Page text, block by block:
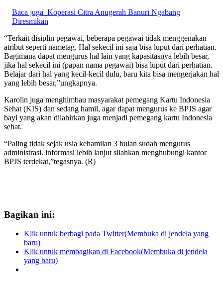
Baca juga Koperasi Citra Anugerah Banuri Ngabang
Diresmikan
“Terkait disiplin pegawai, beberapa pegawai tidak menggenakan
atribut seperti nametag. Hal sekecil ini saja bisa luput dari perhatian.
Bagimana dapat mengurus hal lain yang kapasitasnya lebih besar,
jika hal sekecil ini (papan nama pegawai) bisa luput dari perhatian.
Belajar dari hal yang kecil-kecil dulu, baru kita bisa mengerjakan hal
yang lebih besar,”ungkapnya.
Karolin juga menghimbau masyarakat pemegang Kartu Indonesia
Sehat (KIS) dan sedang hamil, agar dapat mengurus ke BPJS agar
bayi yang akan dilahirkan juga menjadi pemegang kartu Indonesia
sehat.
“Paling tidak sejak usia kehamilan 3 bulan sudah mengurus
administrasi. informasi lebih lanjut silahkan menghubungi kantor
BPJS terdekat,”tegasnya. (R)
Bagikan ini:
Klik untuk berbagi pada Twitter(Membuka di jendela yang
baru)
Klik untuk membagikan di Facebook(Membuka di jendela
yang baru)